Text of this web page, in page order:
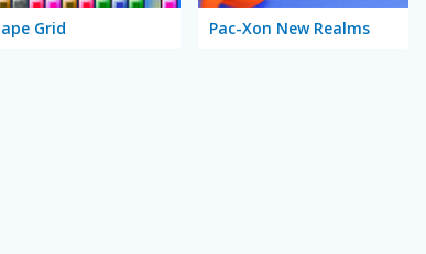
Grid Pac-Xon New Realms